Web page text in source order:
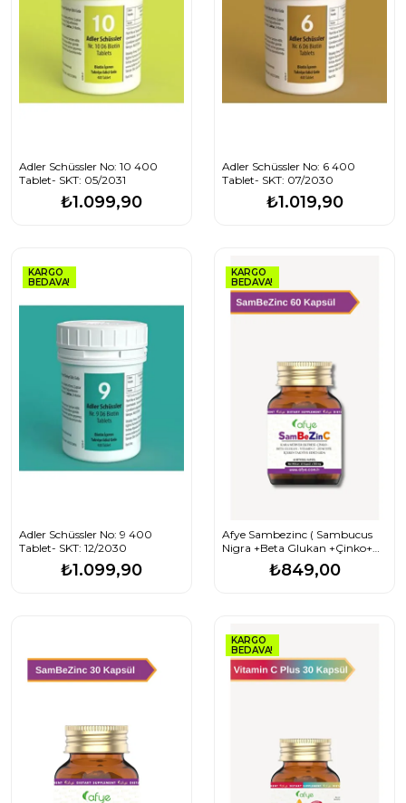
Adler Schüssler No: 10 400
Tablet- SKT: 05/2031
₺1.099,90
Adler Schüssler No: 6 400
Tablet- SKT: 07/2030
₺1.019,90
KARGO
BEDAVA!
Adler Schüssler No: 9 400
Tablet- SKT: 12/2030
₺1.099,90
KARGO
BEDAVA!
Afye Sambezinc ( Sambucus
Nigra +Beta Glukan +Çinko+
Vitamin C+ Zencefil) 60 Kapsül
₺849,00
KARGO
BEDAVA!